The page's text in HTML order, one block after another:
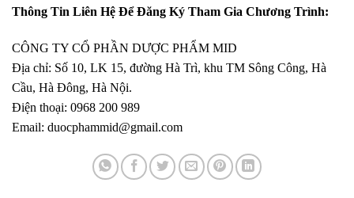
Thông Tin Liên Hệ Để Đăng Ký Tham Gia Chương Trình:
CÔNG TY CỔ PHẦN DƯỢC PHẨM MID
Địa chỉ: Số 10, LK 15, đường Hà Trì, khu TM Sông Công, Hà
Cầu, Hà Đông, Hà Nội.
Điện thoại: 0968 200 989
Email: duocphammid@gmail.com